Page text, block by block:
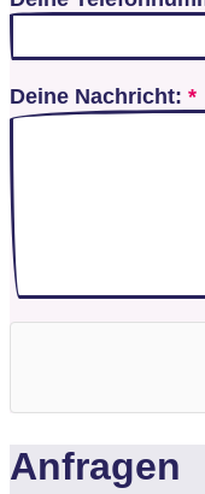
Deine Nachricht: *
Anfragen